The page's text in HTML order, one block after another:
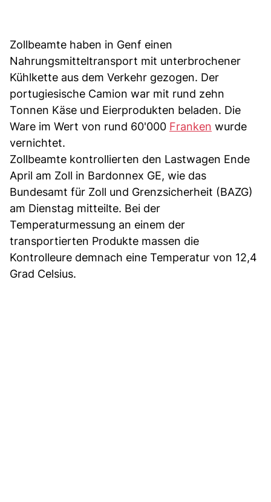
Zollbeamte haben in Genf einen
Nahrungsmitteltransport mit unterbrochener
Kühlkette aus dem Verkehr gezogen. Der
portugiesische Camion war mit rund zehn
Tonnen Käse und Eierprodukten beladen. Die
Ware im Wert von rund 60'000 Franken wurde
vernichtet.
Zollbeamte kontrollierten den Lastwagen Ende
April am Zoll in Bardonnex GE, wie das
Bundesamt für Zoll und Grenzsicherheit (BAZG)
am Dienstag mitteilte. Bei der
Temperaturmessung an einem der
transportierten Produkte massen die
Kontrolleure demnach eine Temperatur von 12,4
Grad Celsius.